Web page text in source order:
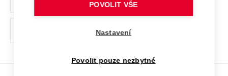
Ochrana osobních údajů
odkaz)
POVOLIT VŠE
Nastavení
Povolit pouze nezbytné